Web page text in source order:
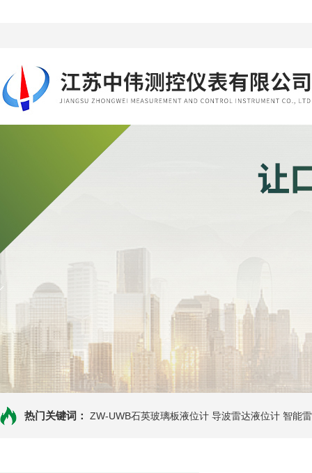
热门关键词： ZW-UWB石英玻璃板液位计 导波雷达液位计 智能